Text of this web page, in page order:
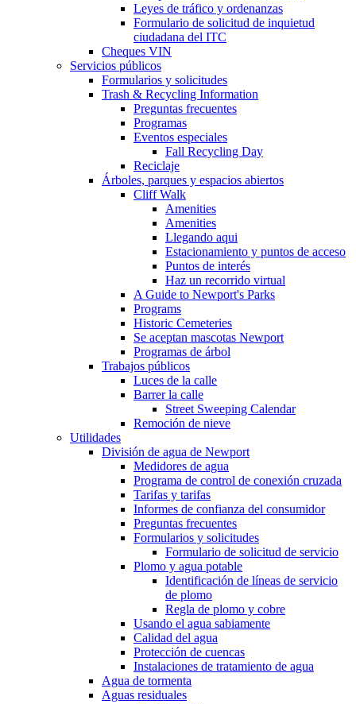
Leyes de tráfico y ordenanzas
Formulario de solicitud de inquietud
ciudadana del ITC
Cheques VIN
Servicios públicos
Formularios y solicitudes
Trash & Recycling Information
Preguntas frecuentes
Programas
Eventos especiales
Fall Recycling Day
Reciclaje
Árboles, parques y espacios abiertos
Cliff Walk
Amenities
Amenities
Llegando aqui
Estacionamiento y puntos de acceso
Puntos de interés
Haz un recorrido virtual
A Guide to Newport's Parks
Programs
Historic Cemeteries
Se aceptan mascotas Newport
Programas de árbol
Trabajos públicos
Luces de la calle
Barrer la calle
Street Sweeping Calendar
Remoción de nieve
Utilidades
División de agua de Newport
Medidores de agua
Programa de control de conexión cruzada
Tarifas y tarifas
Informes de confianza del consumidor
Preguntas frecuentes
Formularios y solicitudes
Formulario de solicitud de servicio
Plomo y agua potable
Identificación de líneas de servicio
de plomo
Regla de plomo y cobre
Usando el agua sabiamente
Calidad del agua
Protección de cuencas
Instalaciones de tratamiento de agua
Agua de tormenta
Aguas residuales